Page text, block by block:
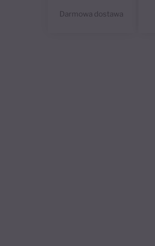
Darmowa dostawa